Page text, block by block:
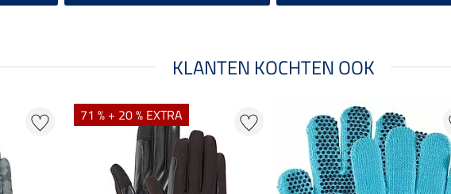
KLANTEN KOCHTEN OOK
71 % + 20 % EXTRA